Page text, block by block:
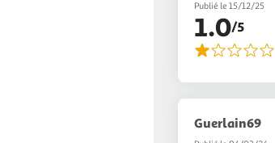
Publié le 15/12/25
1.0/5
Guerlain69